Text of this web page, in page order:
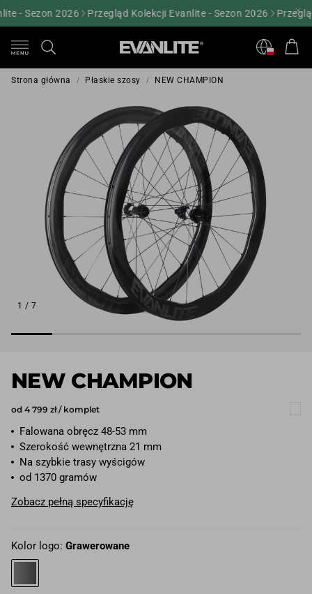
- Sezon 2026 Przegląd Kolekcji Evanlite - Sezon 2026
Szukaj
Strona główna Płaskie szosy NEW CHAMPION
1 / 7
NEW CHAMPION
od 4 799 zł / komplet
Falowana obręcz 48-53 mm
Szerokość wewnętrzna 21 mm
Na szybkie trasy wyścigów
od 1370 gramów
Zobacz pełną specyfikację
Kolor logo: Grawerowane